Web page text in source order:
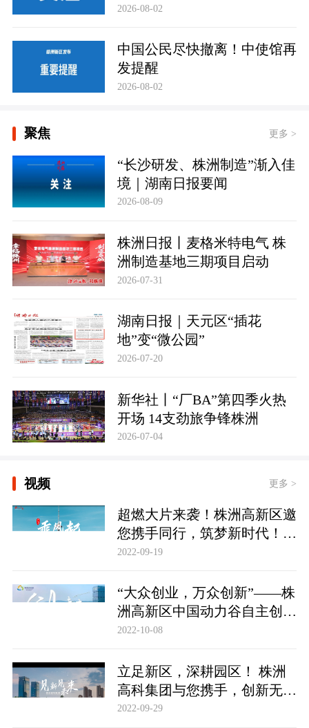
习举行
2026-08-02
中国公民尽快撤离！中使馆再
发提醒
2026-08-02
聚焦 更多 >
“长沙研发、株洲制造”渐入佳
境｜湖南日报要闻
2026-08-09
株洲日报丨麦格米特电气 株
洲制造基地三期项目启动
2026-07-31
湖南日报｜天元区“插花
地”变“微公园”
2026-07-20
新华社丨“厂BA”第四季火热
开场 14支劲旅争锋株洲
2026-07-04
视频 更多 >
超燃大片来袭！株洲高新区邀
您携手同行，筑梦新时代！株
洲高新区招商形象宣传片《乘
2022-09-19
“大众创业，万众创新”——株
洲高新区中国动力谷自主创新
园，踏波而歌，逐浪前行。
2022-10-08
立足新区，深耕园区！ 株洲
高科集团与您携手，创新无
限，共建未来！
2022-09-29